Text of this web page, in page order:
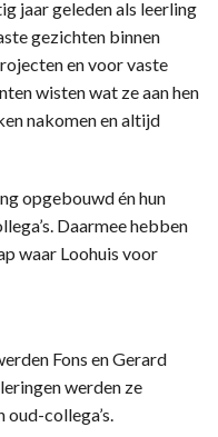
jaar geleden als leerling
gezichten binnen
en voor vaste
wisten wat ze aan hen
nakomen en altijd
opgebouwd én hun
Daarmee hebben
waar Loohuis voor
Fons en Gerard
werden ze
collega’s.